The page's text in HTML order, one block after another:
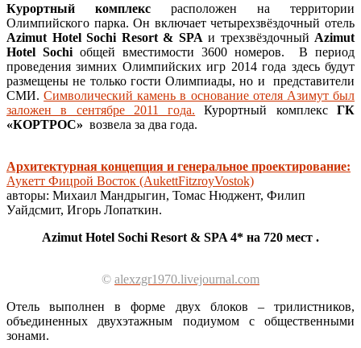
Курортный комплекс расположен на территории
Олимпийского парка. Он включает четырехзвёздочный отель
Azimut Hotel Sochi Resort & SPA и трехзвёздочный Azimut
Hotel Sochi общей вместимости 3600 номеров. В период
проведения зимних Олимпийских игр 2014 года здесь будут
размещены не только гости Олимпиады, но и представители
СМИ.Символический камень в основание отеля Азимут был
заложен в сентябре 2011 года. Курортный комплексГК
«КОРТРОС» возвела за два года.
Архитектурная концепция и генеральное проектирование:
Аукетт Фицрой Восток (AukettFitzroyVostok)
авторы: Михаил Мандрыгин, Томас Нюджент, Филип
Уайдсмит, Игорь Лопаткин.
Azimut Hotel Sochi Resort & SPA 4* на 720 мест .
© alexzgr1970.livejournal.com
Отель выполнен в форме двух блоков – трилистников,
объединенных двухэтажным подиумом с общественными
зонами.